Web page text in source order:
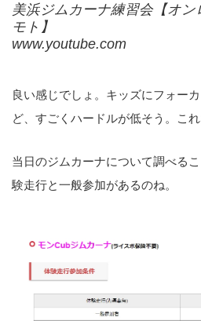
美浜ジムカーナ練習会【オ
モト】
www.youtube.com
良い感じでしょ。キッズにフォー
ど、すごくハードルが低そう。これ
当日のジムカーナについて調べる
験走行と一般参加があるのね。